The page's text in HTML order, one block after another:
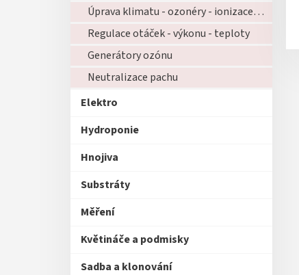
Úprava klimatu - ozonéry - ionizace - zvlhčovače - atd...
Regulace otáček - výkonu - teploty
Generátory ozónu
Neutralizace pachu
Elektro
Hydroponie
Hnojiva
Substráty
Měření
Květináče a podmisky
Sadba a klonování